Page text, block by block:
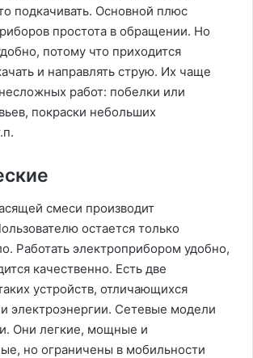
подкачивать. Основной плюс
простота в обращении. Но
потому что приходится
и направлять струю. Их чаще
работ: побелки или
покраски небольших
смеси производит
остается только
Работать электроприбором удобно,
качественно. Есть две
устройств, отличающихся
электроэнергии. Сетевые модели
Они легкие, мощные и
но ограничены в мобильности